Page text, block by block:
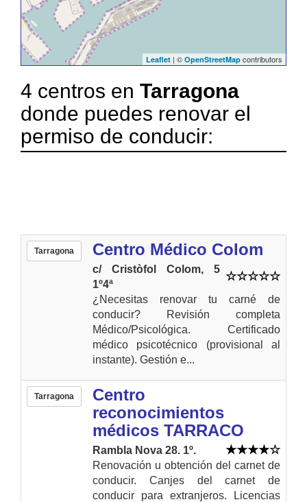
Leaflet | © OpenStreetMap contributors
4 centros en Tarragona
donde puedes renovar el
permiso de conducir:
Tarragona Centro Médico Colom
c/ Cristòfol Colom, 5
1º4ª
¿Necesitas renovar tu carné de
conducir? Revisión completa
Médico/Psicológica. Certificado
médico psicotécnico (provisional al
instante). Gestión e...
Tarragona
Centro
reconocimientos
médicos TARRACO
Rambla Nova 28. 1º.
Renovación u obtención del carnet de
conducir. Canjes del carnet de
conducir para extranjeros. Licencias